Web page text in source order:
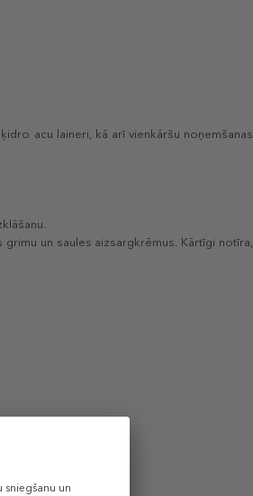
acu laineri, kā arī vienkāršu noņemšanas
un saules aizsargkrēmus. Kārtīgi notīra,